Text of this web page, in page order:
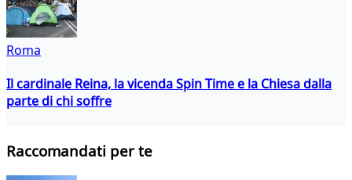
Roma
Il cardinale Reina, la vicenda Spin Time e la Chiesa dalla
parte di chi soffre
Raccomandati per te